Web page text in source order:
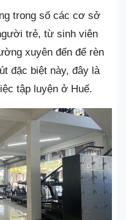
trong số các cơ sở
trẻ, từ sinh viên
xuyên đến để rèn
đặc biệt này, đây là
tập luyện ở Huế.